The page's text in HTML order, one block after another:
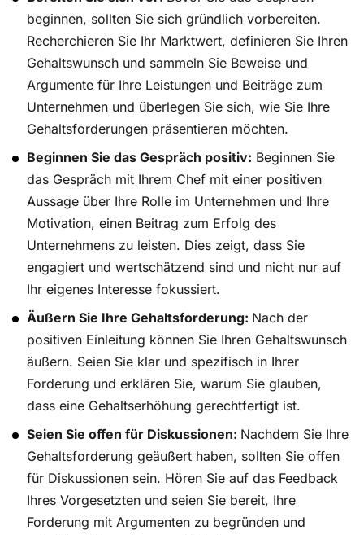
beginnen, sollten Sie sich gründlich vorbereiten.
Recherchieren Sie Ihr Marktwert, definieren Sie Ihren
Gehaltswunsch und sammeln Sie Beweise und
Argumente für Ihre Leistungen und Beiträge zum
Unternehmen und überlegen Sie sich, wie Sie Ihre
Gehaltsforderungen präsentieren möchten.
Beginnen Sie das Gespräch positiv: Beginnen Sie
das Gespräch mit Ihrem Chef mit einer positiven
Aussage über Ihre Rolle im Unternehmen und Ihre
Motivation, einen Beitrag zum Erfolg des
Unternehmens zu leisten. Dies zeigt, dass Sie
engagiert und wertschätzend sind und nicht nur auf
Ihr eigenes Interesse fokussiert.
Äußern Sie Ihre Gehaltsforderung: Nach der
positiven Einleitung können Sie Ihren Gehaltswunsch
äußern. Seien Sie klar und spezifisch in Ihrer
Forderung und erklären Sie, warum Sie glauben,
dass eine Gehaltserhöhung gerechtfertigt ist.
Seien Sie offen für Diskussionen: Nachdem Sie Ihre
Gehaltsforderung geäußert haben, sollten Sie offen
für Diskussionen sein. Hören Sie auf das Feedback
Ihres Vorgesetzten und seien Sie bereit, Ihre
Forderung mit Argumenten zu begründen und